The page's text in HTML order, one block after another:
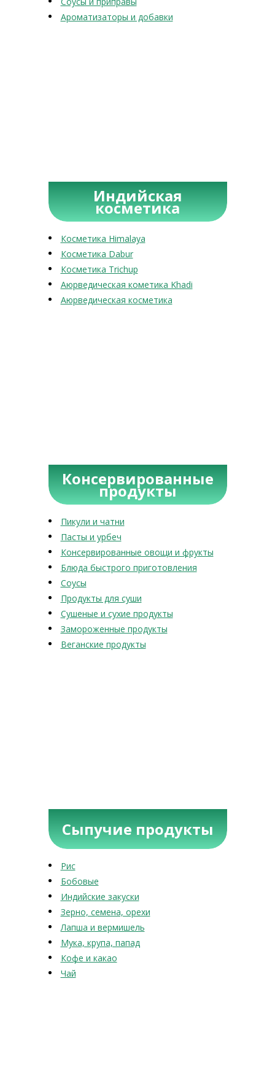
Ароматизаторы и добавки
Индийская
косметика
Косметика Himalaya
Косметика Dabur
Косметика Trichup
Аюрведическая кометика Khadi
Аюрведическая косметика
Консервированные
продукты
Пикули и чатни
Пасты и урбеч
Консервированные овощи и фрукты
Блюда быстрого приготовления
Соусы
Продукты для суши
Сушеные и сухие продукты
Замороженные продукты
Веганские продукты
Сыпучие продукты
Рис
Бобовые
Индийские закуски
Зерно, семена, орехи
Лапша и вермишель
Мука, крупа, папад
Кофе и какао
Чай